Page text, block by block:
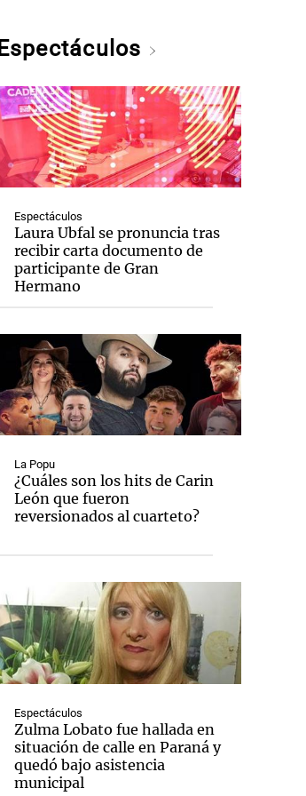
Espectáculos
Espectáculos
Laura Ubfal se pronuncia tras
recibir carta documento de
participante de Gran
Hermano
La Popu
¿Cuáles son los hits de Carin
León que fueron
reversionados al cuarteto?
Espectáculos
Zulma Lobato fue hallada en
situación de calle en Paraná y
quedó bajo asistencia
municipal
Notas